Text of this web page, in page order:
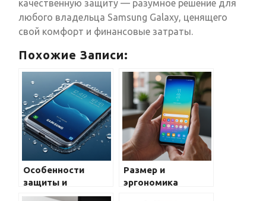
качественную защиту — разумное решение для
любого владельца Samsung Galaxy, ценящего
свой комфорт и финансовые затраты.
Похожие Записи:
Особенности
защиты и
водостойкости
Размер и
эргономика